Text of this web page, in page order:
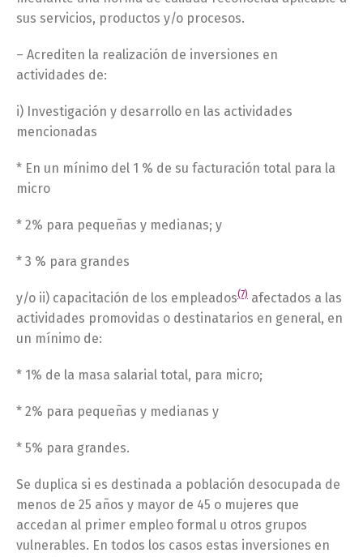
sus servicios, productos y/o procesos.
– Acrediten la realización de inversiones en
actividades de:
i) Investigación y desarrollo en las actividades
mencionadas
* En un mínimo del 1 % de su facturación total para la
micro
* 2% para pequeñas y medianas; y
* 3 % para grandes
y/o ii) capacitación de los empleados(7) afectados a las
actividades promovidas o destinatarios en general, en
un mínimo de:
* 1% de la masa salarial total, para micro;
* 2% para pequeñas y medianas y
* 5% para grandes.
Se duplica si es destinada a población desocupada de
menos de 25 años y mayor de 45 o mujeres que
accedan al primer empleo formal u otros grupos
vulnerables. En todos los casos estas inversiones en